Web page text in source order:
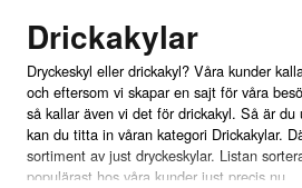
Drickakylar
Dryckeskyl eller drickakyl? Våra kunder
och eftersom vi skapar en sajt för våra
så kallar även vi det för drickakyl. Så är du
kan du titta in våran kategori Drickakylar.
sortiment av just dryckeskylar. Listan
populärast hos våra kunder just precis nu.